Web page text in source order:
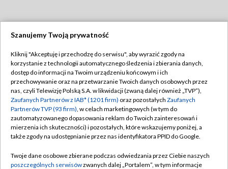
TVP
Abonament TVP
Emisja w TVP
Centrum informacji TVP
Naziemna Telewizja Cyfrowa
Rada Programowa
Regulamin TVP
Polityka prywatności
Moje zgody
Pomoc
Kontakt
Szanujemy Twoją prywatność
Kliknij "Akceptuję i przechodzę do serwisu", aby wyrazić zgody na
korzystanie z technologii automatycznego śledzenia i zbierania danych,
dostęp do informacji na Twoim urządzeniu końcowym i ich
przechowywanie oraz na przetwarzanie Twoich danych osobowych przez
nas, czyli Telewizję Polską S.A. w likwidacji (zwaną dalej również „TVP”),
Zaufanych Partnerów z IAB* (1201 firm) oraz pozostałych Zaufanych
Partnerów TVP (93 firm), w celach marketingowych (w tym do
zautomatyzowanego dopasowania reklam do Twoich zainteresowań i
mierzenia ich skuteczności) i pozostałych, które wskazujemy poniżej, a
także zgody na udostępnianie przez nas identyfikatora PPID do Google.
Twoje dane osobowe zbierane podczas odwiedzania przez Ciebie naszych
poszczególnych serwisówzwanych dalej „Portalem”, w tym informacje